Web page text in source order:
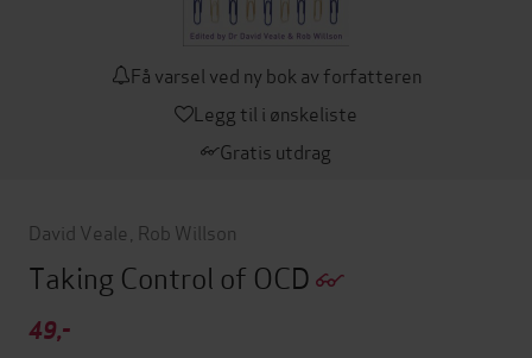
Få varsel ved ny bok av forfatteren
Legg til i ønskeliste
Gratis utdrag
David Veale Rob Willson
Taking Control of OCD
49,-